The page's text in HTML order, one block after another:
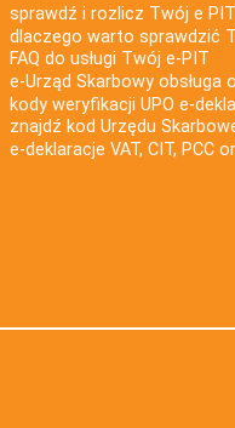
sprawdź i rozlicz Twój e
dlaczego warto sprawdzić
FAQ do usługi Twój e-PIT
e-Urząd Skarbowy obsługa
kody weryfikacji UPO e-
znajdź kod Urzędu
e-deklaracje VAT, CIT, PCC